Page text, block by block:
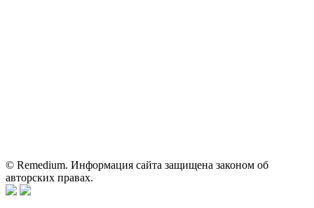
© Remedium. Информация сайта защищена законом об
авторских правах.